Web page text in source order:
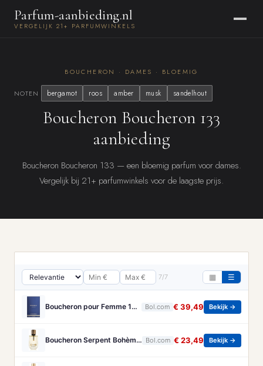
Parfum-aanbieding.nl
VERGELIJK 21+ PARFUMWINKELS
BOUCHERON · DAMES · BLOEMIG
NOTEN bergamot roos amber musk sandelhout
Boucheron Boucheron 133
aanbieding
Boucheron Boucheron 133 — een bloemig parfum voor dames.
Vergelijk bij 21+ parfumwinkels voor de laagste prijs.
7/7 ▦ ☰
Boucheron pour Femme 100 ml Eau de Parfum - Damesparfum Bol.com € 39,49 Bekijk →
Boucheron Serpent Bohème Eau de Parfum 50 ml Bol.com € 23,49 Bekijk →